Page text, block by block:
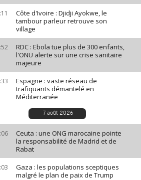
Côte d'Ivoire : Djidji Ayokwe, le
tambour parleur retrouve son
village
RDC : Ebola tue plus de 300 enfants,
l'ONU alerte sur une crise sanitaire
majeure
Espagne : vaste réseau de
trafiquants démantelé en
Méditerranée
7 août 2026
Ceuta : une ONG marocaine pointe
la responsabilité de Madrid et de
Rabat
Gaza : les populations sceptiques
malgré le plan de paix de Trump